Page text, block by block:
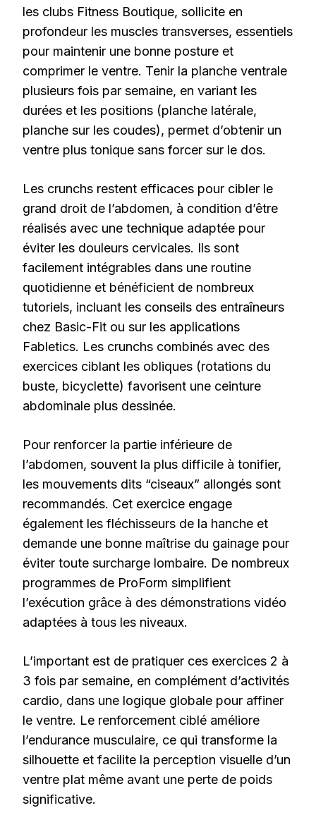
les clubs Fitness Boutique, sollicite en
profondeur les muscles transverses, essentiels
pour maintenir une bonne posture et
comprimer le ventre. Tenir la planche ventrale
plusieurs fois par semaine, en variant les
durées et les positions (planche latérale,
planche sur les coudes), permet d’obtenir un
ventre plus tonique sans forcer sur le dos.
Les crunchs restent efficaces pour cibler le
grand droit de l’abdomen, à condition d’être
réalisés avec une technique adaptée pour
éviter les douleurs cervicales. Ils sont
facilement intégrables dans une routine
quotidienne et bénéficient de nombreux
tutoriels, incluant les conseils des entraîneurs
chez Basic-Fit ou sur les applications
Fabletics. Les crunchs combinés avec des
exercices ciblant les obliques (rotations du
buste, bicyclette) favorisent une ceinture
abdominale plus dessinée.
Pour renforcer la partie inférieure de
l’abdomen, souvent la plus difficile à tonifier,
les mouvements dits “ciseaux” allongés sont
recommandés. Cet exercice engage
également les fléchisseurs de la hanche et
demande une bonne maîtrise du gainage pour
éviter toute surcharge lombaire. De nombreux
programmes de ProForm simplifient
l’exécution grâce à des démonstrations vidéo
adaptées à tous les niveaux.
L’important est de pratiquer ces exercices 2 à
3 fois par semaine, en complément d’activités
cardio, dans une logique globale pour affiner
le ventre. Le renforcement ciblé améliore
l’endurance musculaire, ce qui transforme la
silhouette et facilite la perception visuelle d’un
ventre plat même avant une perte de poids
significative.